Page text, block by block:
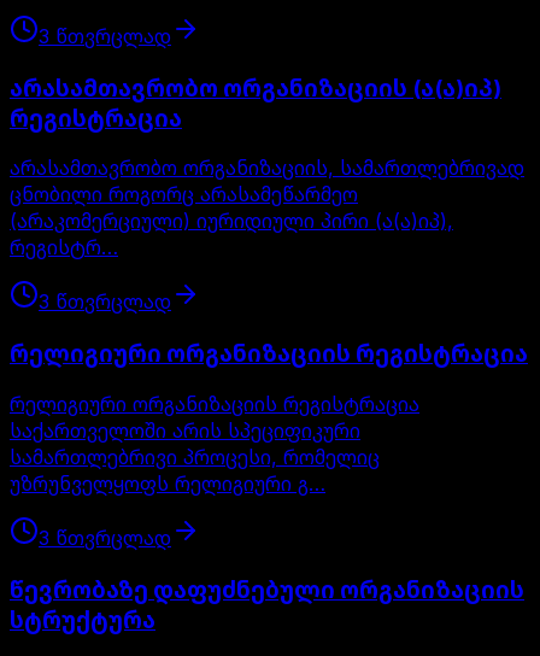
3 წთვრცლად
არასამთავრობო ორგანიზაციის (ა(ა)იპ)
რეგისტრაცია
არასამთავრობო ორგანიზაციის, სამართლებრივად
ცნობილი როგორც არასამეწარმეო
(არაკომერციული) იურიდიული პირი (ა(ა)იპ),
რეგისტრ…
3 წთვრცლად
რელიგიური ორგანიზაციის რეგისტრაცია
რელიგიური ორგანიზაციის რეგისტრაცია
საქართველოში არის სპეციფიკური
სამართლებრივი პროცესი, რომელიც
უზრუნველყოფს რელიგიური გ…
3 წთვრცლად
წევრობაზე დაფუძნებული ორგანიზაციის
სტრუქტურა